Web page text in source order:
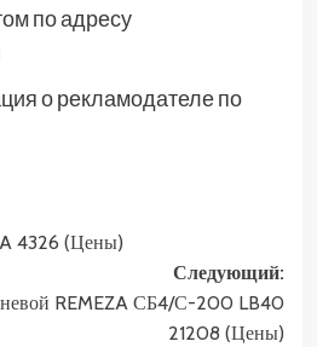
по адресу
о рекламодателе по
4326 (Цены)
Следующий:
REMEZA СБ4/С-200 LB40
21208 (Цены)